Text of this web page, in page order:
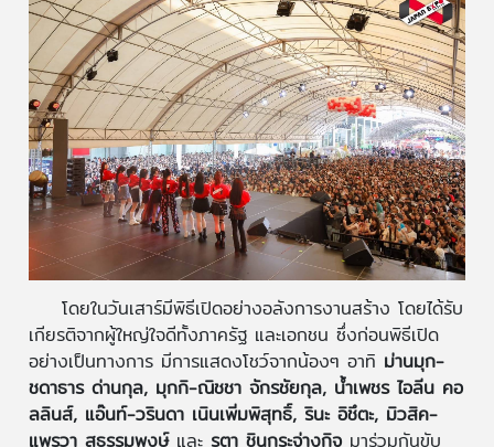
โดยในวันเสาร์มีพิธีเปิดอย่างอลังการงานสร้าง โดยได้รับ
เกียรติจากผู้ใหญ่ใจดีทั้งภาครัฐ และเอกชน ซึ่งก่อนพิธีเปิด
อย่างเป็นทางการ มีการแสดงโชว์จากน้องๆ อาทิ ม่านมุก-
ชดาธาร ด่านกุล, มุกกิ-ณิชชา จักรชัยกุล, น้ำเพชร ไอลีน คอ
ลลินส์, แอ๊นท์-วรินดา เนินเพิ่มพิสุทธิ์, รินะ อิชึตะ, มิวสิค-
แพรวา สุธรรมพงษ์ และรตา ชินกระจ่างกิจมาร่วมกันขับ